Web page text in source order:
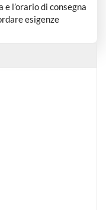
l’orario di consegna
esigenze